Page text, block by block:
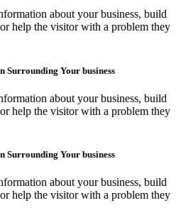
about your business, build
help the visitor with a problem they
Surrounding Your business
about your business, build
help the visitor with a problem they
Surrounding Your business
about your business, build
help the visitor with a problem they